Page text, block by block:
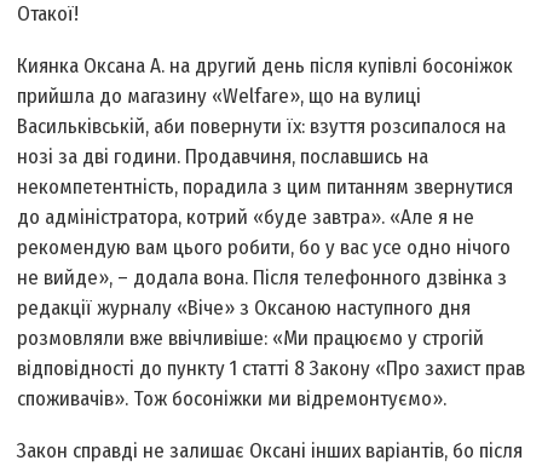
Отакої!
Киянка Оксана А. на другий день після купівлі босоніжок
прийшла до магазину «Welfare», що на вулиці
Васильківській, аби повернути їх: взуття розсипалося на
нозі за дві години. Продавчиня, пославшись на
некомпетентність, порадила з цим питанням звернутися
до адміністратора, котрий «буде завтра». «Але я не
рекомендую вам цього робити, бо у вас усе одно нічого
не вийде», – додала вона. Після телефонного дзвінка з
редакції журналу «Віче» з Оксаною наступного дня
розмовляли вже ввічливіше: «Ми працюємо у строгій
відповідності до пункту 1 статті 8 Закону «Про захист прав
споживачів». Тож босоніжки ми відремонтуємо».
Закон справді не залишає Оксані інших варіантів, бо після